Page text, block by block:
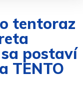
tentoraz
postaví
TENTO